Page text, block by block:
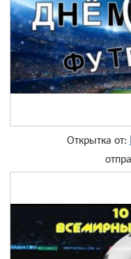
Открытка от: